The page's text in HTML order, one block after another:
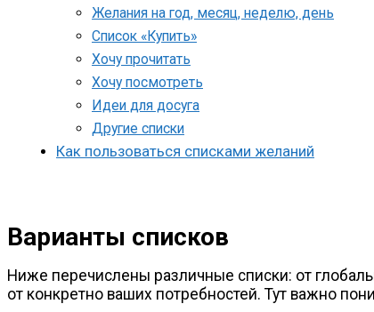
Желания на год, месяц, неделю, день
Список «Купить»
Хочу прочитать
Хочу посмотреть
Идеи для досуга
Другие списки
Как пользоваться списками желаний
Варианты списков
Ниже перечислены различные списки: от
от конкретно ваших потребностей. Тут важно